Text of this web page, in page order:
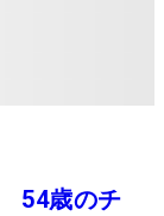
54歳のチ